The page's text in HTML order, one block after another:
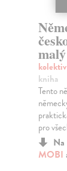
kniha
Tento
pro
MOBI